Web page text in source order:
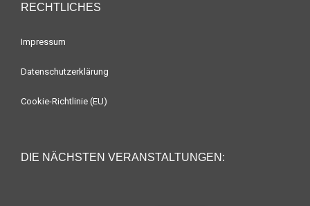
RECHTLICHES
Impressum
Datenschutzerklärung
Cookie-Richtlinie (EU)
DIE NÄCHSTEN VERANSTALTUNGEN: